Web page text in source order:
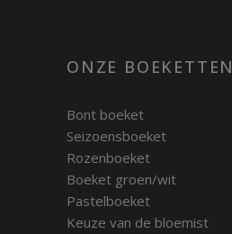
ONZE BOEKETTEN
Bont boeket
Seizoensboeket
Rozenboeket
Boeket groen/wit
Pastelboeket
Keuze van de bloemist